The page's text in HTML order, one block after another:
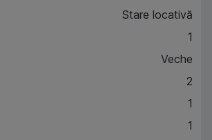
Stare locativă
1
Veche
2
1
1